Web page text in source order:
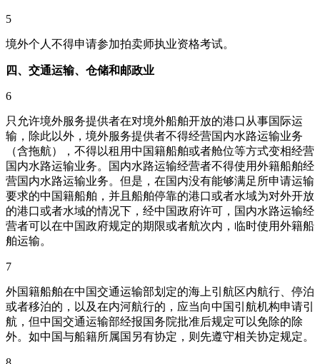
5
境外个人不得申请参加拍卖师执业资格考试。
四、交通运输、仓储和邮政业
6
只允许境外服务提供者在对境外船舶开放的港口从事国际运
输，除此以外，境外服务提供者不得经营国内水路运输业务
（含拖航），不得以租用中国籍船舶或者舱位等方式变相经营
国内水路运输业务。国内水路运输经营者不得使用外籍船舶经
营国内水路运输业务。但是，在国内没有能够满足所申请运输
要求的中国籍船舶，并且船舶停靠的港口或者水域为对外开放
的港口或者水域的情况下，经中国政府许可，国内水路运输经
营者可以在中国政府规定的期限或者航次内，临时使用外籍船
舶运输。
7
外国籍船舶在中国交通运输部划定的海上引航区内航行、停泊
或者移泊的，以及在内河航行的，应当向中国引航机构申请引
航，但中国交通运输部经报国务院批准后规定可以免除的除
外。如中国与船籍所属国另有协定，则先遵守相关协定规定。